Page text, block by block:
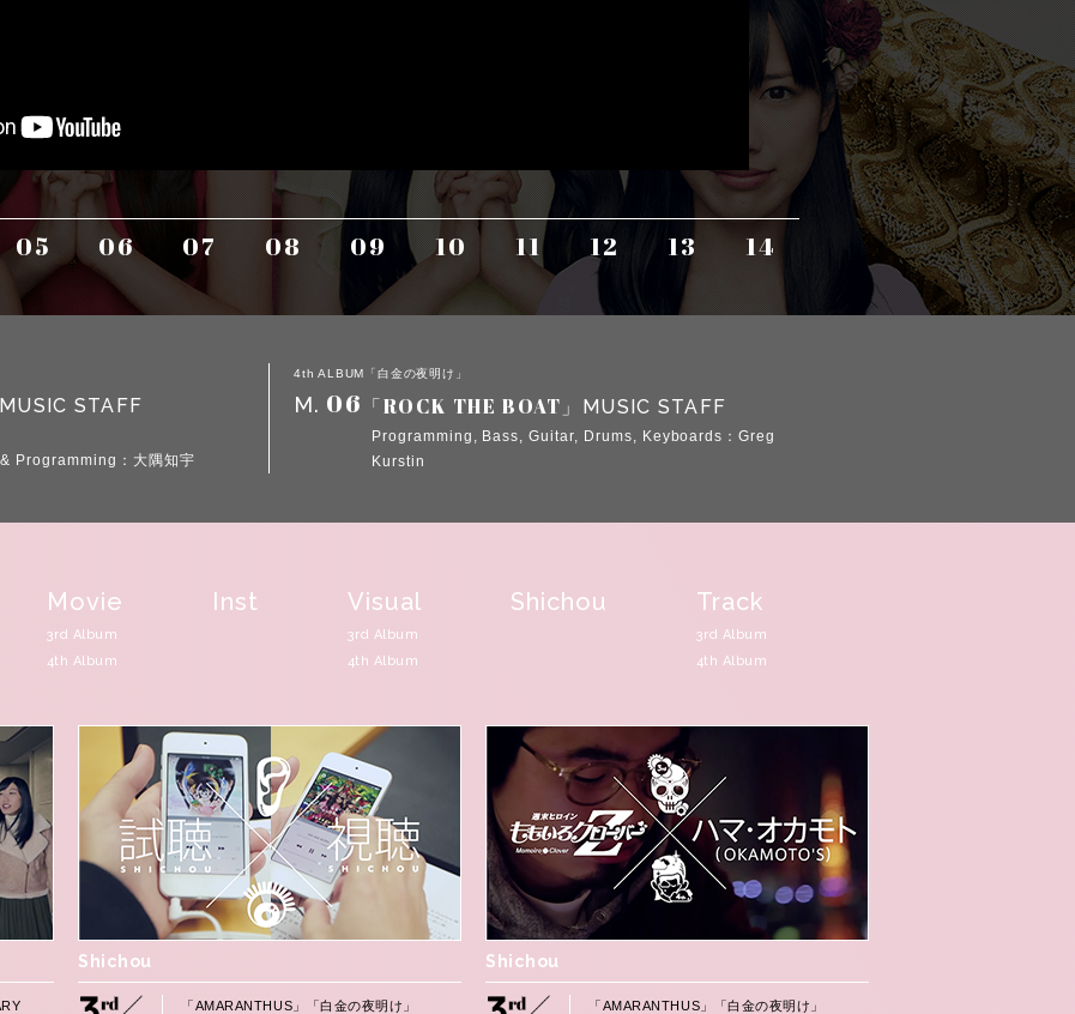
05 06 07 08 09 10 11 12 13 14
MUSIC STAFF
Programming：大隅知宇
4th ALBUM「白金の夜明け」
M. 06 「ROCK THE BOAT」 MUSIC STAFF
Programming, Bass, Guitar, Drums, Keyboards：Greg
Kurstin
Movie
3rd Album
4th Album
Inst Visual
3rd Album
4th Album
Shichou Track
3rd Album
4th Album
Shichou
「AMARANTHUS」「白金の夜明け」
Shichou
「AMARANTHUS」「白金の夜明け」